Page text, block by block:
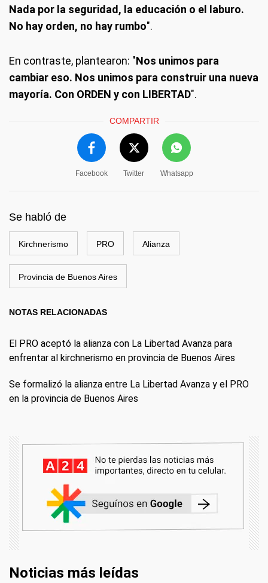
Nada por la seguridad, la educación o el laburo.
No hay orden, no hay rumbo".
En contraste, plantearon: "Nos unimos para
cambiar eso. Nos unimos para construir una nueva
mayoría. Con ORDEN y con LIBERTAD".
COMPARTIR
Facebook Twitter Whatsapp
Se habló de
Kirchnerismo PRO Alianza
Provincia de Buenos Aires
NOTAS RELACIONADAS
El PRO aceptó la alianza con La Libertad Avanza para
enfrentar al kirchnerismo en provincia de Buenos Aires
Se formalizó la alianza entre La Libertad Avanza y el PRO
en la provincia de Buenos Aires
Noticias más leídas